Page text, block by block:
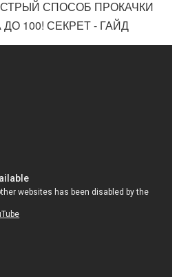
СПОСОБ ПРОКАЧКИ
100! СЕКРЕТ - ГАЙД